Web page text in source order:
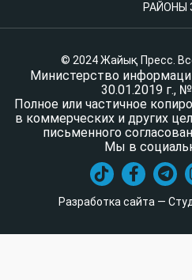
РАЙОНЫ
© 2024 Жайық Пресс.
Министерство
30.01.2019 г.,
Полное или частичное
в коммерческих и других
письменного
Мы в
Разработка сайта —